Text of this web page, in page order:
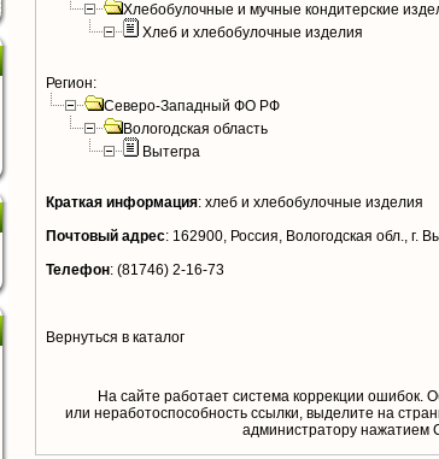
Хлебобулочные и мучные кондитерские
Хлеб и хлебобулочные изделия
Регион:
Северо-Западный ФО РФ
Вологодская область
Вытегра
Краткая информация: хлеб и хлебобулочные изделия
Почтовый адрес: 162900, Россия, Вологодская обл., г.
Телефон: (81746) 2-16-73
Вернуться в каталог
На сайте работает система коррекции ошибок.
или неработоспособность ссылки, выделите на
aдминистратору нажатием